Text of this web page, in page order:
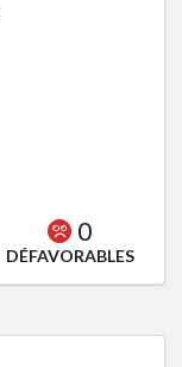
0
DÉFAVORABLES